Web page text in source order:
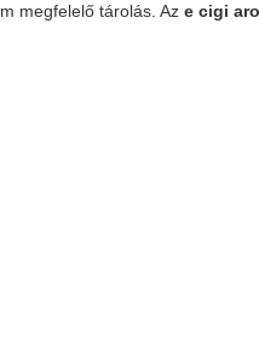
megfelelő tárolás. Aze cigi